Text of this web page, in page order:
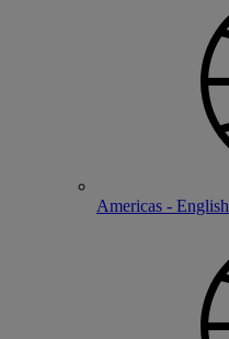
Americas - English